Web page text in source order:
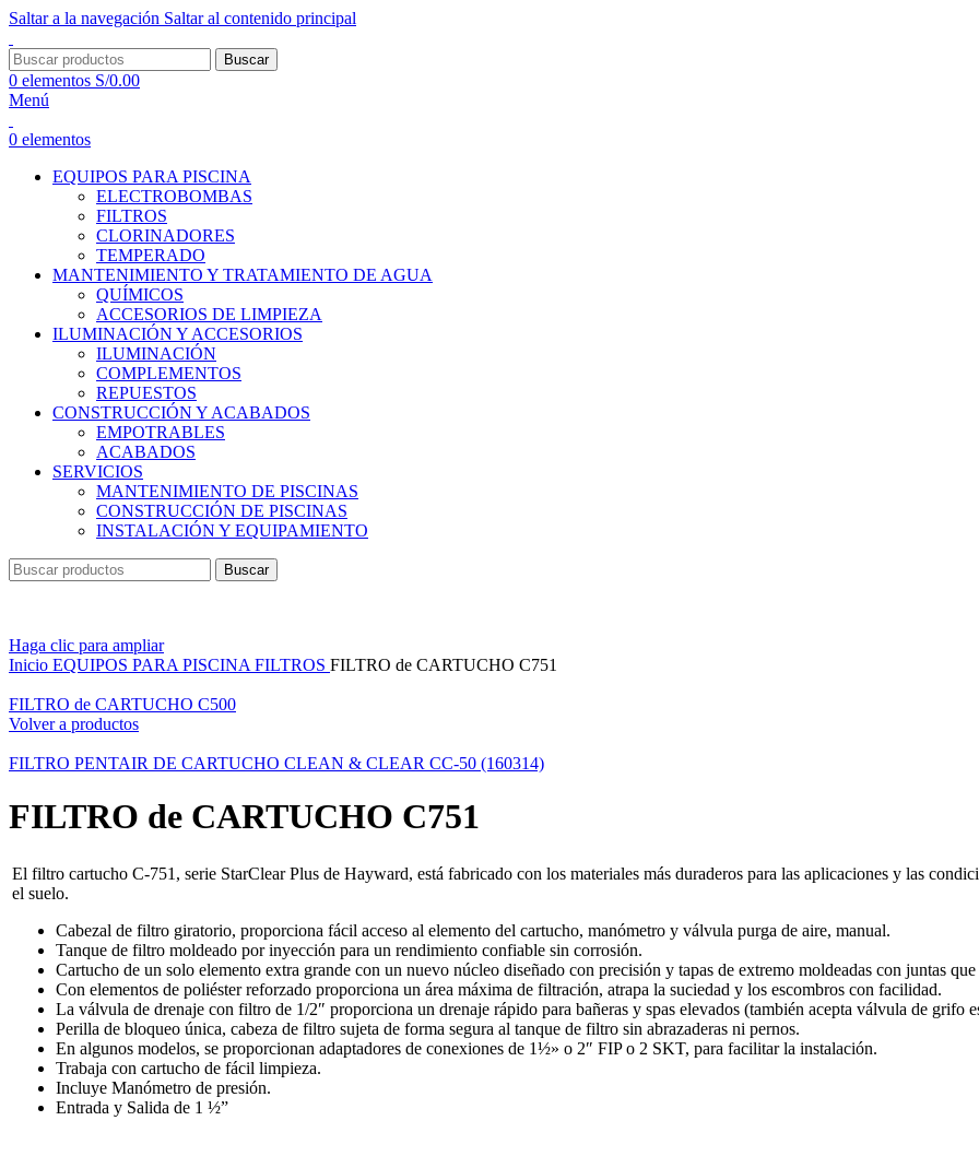
Saltar a la navegación Saltar al contenido principal
Buscar
0 elementos S/0.00
Menú
0 elementos
EQUIPOS PARA PISCINA
ELECTROBOMBAS
FILTROS
CLORINADORES
TEMPERADO
MANTENIMIENTO Y TRATAMIENTO DE AGUA
QUÍMICOS
ACCESORIOS DE LIMPIEZA
ILUMINACIÓN Y ACCESORIOS
ILUMINACIÓN
COMPLEMENTOS
REPUESTOS
CONSTRUCCIÓN Y ACABADOS
EMPOTRABLES
ACABADOS
SERVICIOS
MANTENIMIENTO DE PISCINAS
CONSTRUCCIÓN DE PISCINAS
INSTALACIÓN Y EQUIPAMIENTO
Buscar
Haga clic para ampliar
Inicio EQUIPOS PARA PISCINA FILTROS FILTRO de CARTUCHO C751
FILTRO de CARTUCHO C500
Volver a productos
FILTRO PENTAIR DE CARTUCHO CLEAN & CLEAR CC-50 (160314)
FILTRO de CARTUCHO C751
El filtro cartucho C-751, serie StarClear Plus de Hayward, está fabricado con los materiales más duraderos para las aplicaciones y las
el suelo.
Cabezal de filtro giratorio, proporciona fácil acceso al elemento del cartucho, manómetro y válvula purga de aire, manual.
Tanque de filtro moldeado por inyección para un rendimiento confiable sin corrosión.
Cartucho de un solo elemento extra grande con un nuevo núcleo diseñado con precisión y tapas de extremo moldeadas con juntas
Con elementos de poliéster reforzado proporciona un área máxima de filtración, atrapa la suciedad y los escombros con facilidad.
La válvula de drenaje con filtro de 1/2″ proporciona un drenaje rápido para bañeras y spas elevados (también acepta válvula de grifo
Perilla de bloqueo única, cabeza de filtro sujeta de forma segura al tanque de filtro sin abrazaderas ni pernos.
En algunos modelos, se proporcionan adaptadores de conexiones de 1½» o 2″ FIP o 2 SKT, para facilitar la instalación.
Trabaja con cartucho de fácil limpieza.
Incluye Manómetro de presión.
Entrada y Salida de 1 ½”